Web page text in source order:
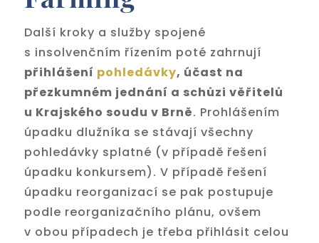
Další kroky a služby spojené
s insolvenčním řízením poté zahrnují
přihlášení pohledávky, účast na
přezkumném jednání a schůzi věřitelů
u Krajského soudu v Brně. Prohlášením
úpadku dlužníka se stávají všechny
pohledávky splatné (v případě řešení
úpadku konkursem). V případě řešení
úpadku reorganizací se pak postupuje
podle reorganizačního plánu, ovšem
v obou případech je třeba přihlásit celou